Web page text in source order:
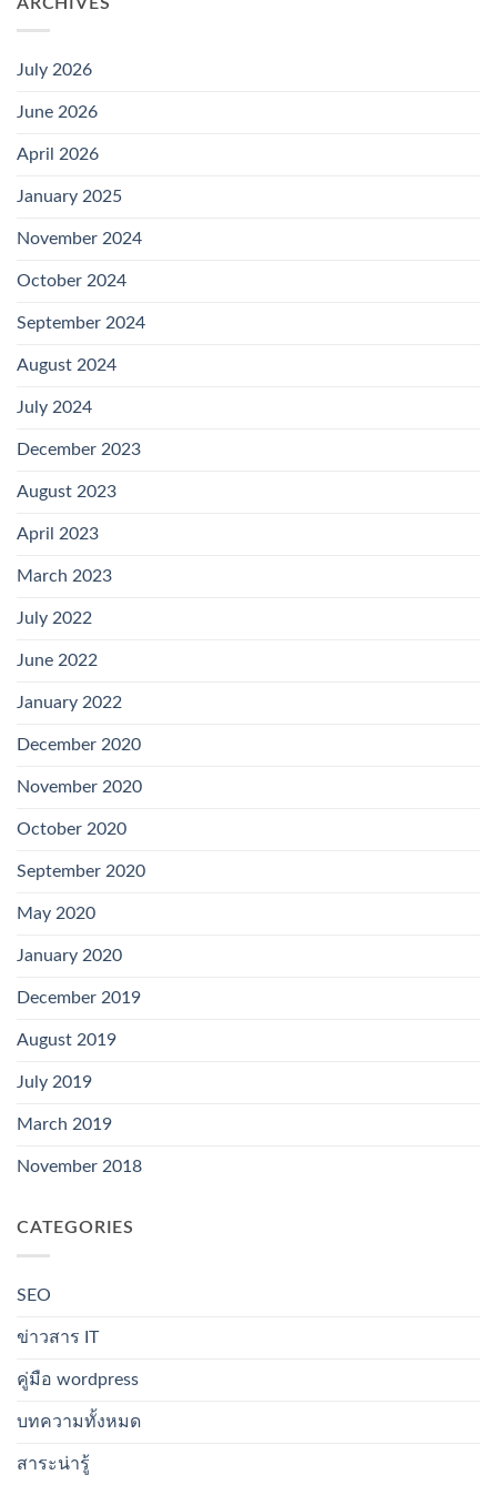
July 2026
June 2026
April 2026
January 2025
November 2024
October 2024
September 2024
August 2024
July 2024
December 2023
August 2023
April 2023
March 2023
July 2022
June 2022
January 2022
December 2020
November 2020
October 2020
September 2020
May 2020
January 2020
December 2019
August 2019
July 2019
March 2019
November 2018
CATEGORIES
SEO
ข่าวสาร IT
คู่มือ wordpress
บทความทั้งหมด
สาระน่ารู้